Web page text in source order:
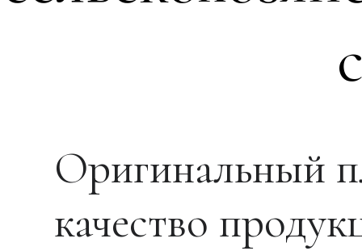
Оригинальный
качество